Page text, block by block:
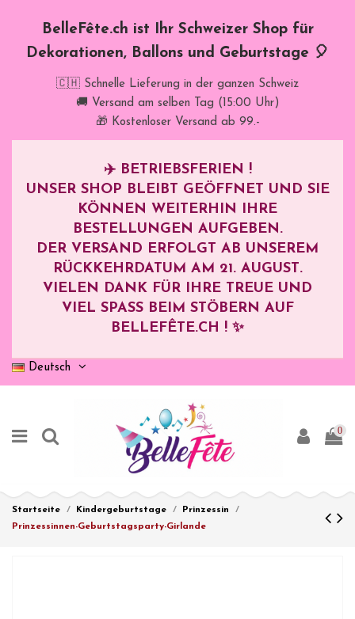
BelleFête.ch ist Ihr Schweizer Shop für
Dekorationen, Ballons und Geburtstage 🎈
🇨🇭 Schnelle Lieferung in der ganzen Schweiz
🚚 Versand am selben Tag (15:00 Uhr)
🎁 Kostenloser Versand ab 99.-
✈️ BETRIEBSFERIEN !
UNSER SHOP BLEIBT GEÖFFNET UND SIE
KÖNNEN WEITERHIN IHRE
BESTELLUNGEN AUFGEBEN.
DER VERSAND ERFOLGT AB UNSEREM
RÜCKKEHRDATUM AM 21. AUGUST.
VIELEN DANK FÜR IHRE TREUE UND
VIEL SPASS BEIM STÖBERN AUF B
ELLEFÊTE.CH ! ✨
Deutsch
0
Startseite Kindergeburtstage
Prinzessin
Prinzessinnen-Geburtstagsparty-Girlande